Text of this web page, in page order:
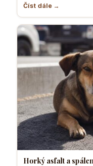
Číst dále →
Horký asfalt a